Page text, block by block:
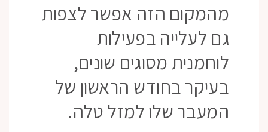
מהמקום הזה אפשר לצפות
גם לעלייה בפעילות
לוחמנית מסוגים שונים,
בעיקר בחודש הראשון של
המעבר שלו למזל טלה.